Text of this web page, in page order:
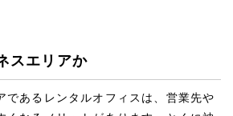
スエリアか
であるレンタルオフィスは、営業先や